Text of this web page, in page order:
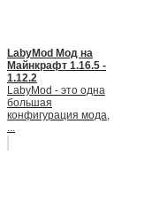
LabyMod Мод на
Майнкрафт 1.16.5 -
1.12.2
LabyMod - это одна
большая
конфигурация мода,
...